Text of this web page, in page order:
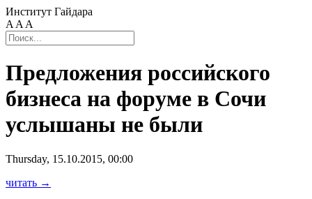
Институт Гайдара
A A A
Предложения российского
бизнеса на форуме в Сочи
услышаны не были
Thursday, 15.10.2015, 00:00
читать →